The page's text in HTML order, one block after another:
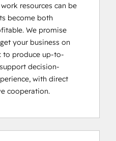
resources can be
become both
We promise
your business on
to produce up-to-
decision-
with direct
cooperation.